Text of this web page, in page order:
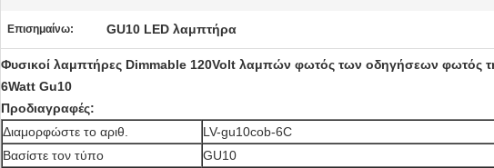
Επισημαίνω: GU10 LED λαμπτήρα
Φυσικοί λαμπτήρες Dimmable 120Volt λαμπών φωτός των οδηγήσεων φωτός
6Watt Gu10
Προδιαγραφές:
Διαμορφώστε το αριθ.
LV-gu10cob-6C
Βασίστε τον τύπο
GU10